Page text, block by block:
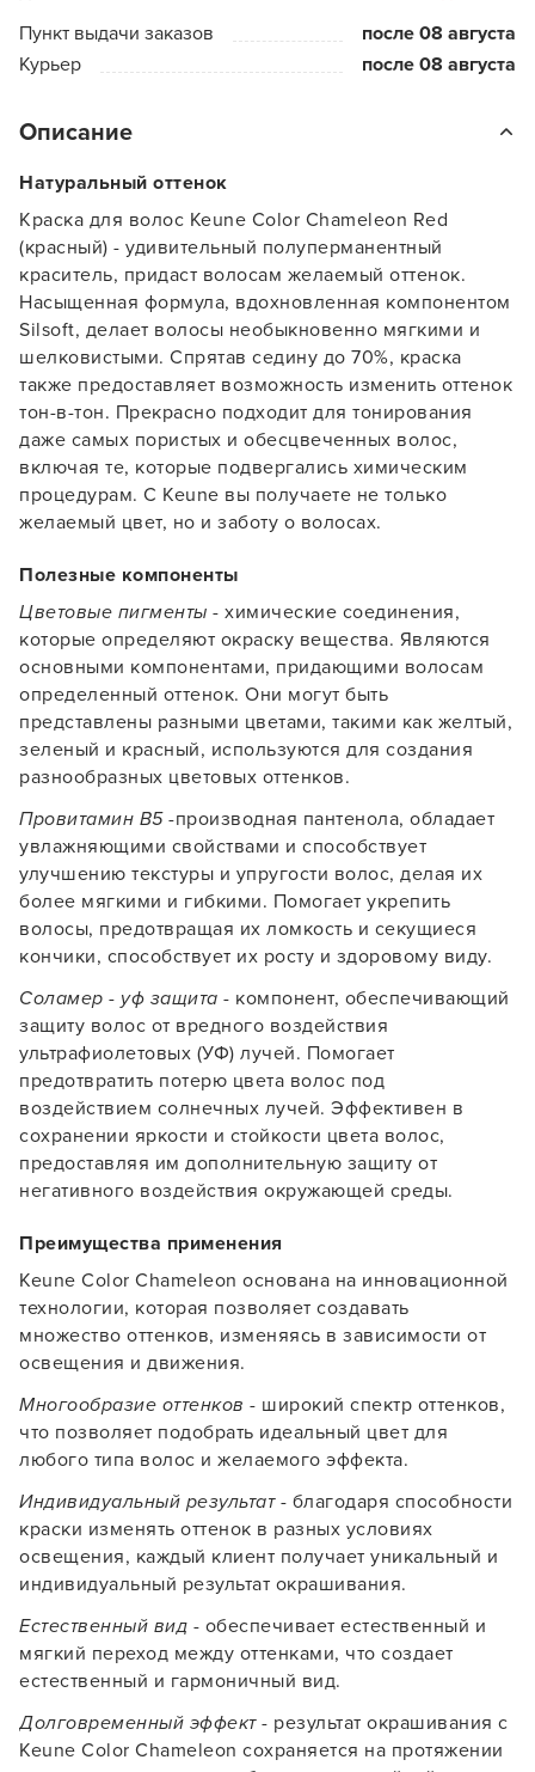
Пункт выдачи заказов
после 08 августа
Курьер
после 08 августа
Описание
Натуральный оттенок
Краска для волос Keune Color Chameleon Red
(красный) - удивительный полуперманентный
краситель, придаст волосам желаемый оттенок.
Насыщенная формула, вдохновленная компонентом
Silsoft, делает волосы необыкновенно мягкими и
шелковистыми. Спрятав седину до 70%, краска
также предоставляет возможность изменить оттенок
тон-в-тон. Прекрасно подходит для тонирования
даже самых пористых и обесцвеченных волос,
включая те, которые подвергались химическим
процедурам. С Keune вы получаете не только
желаемый цвет, но и заботу о волосах.
Полезные компоненты
Цветовые пигменты - химические соединения,
которые определяют окраску вещества. Являются
основными компонентами, придающими волосам
определенный оттенок. Они могут быть
представлены разными цветами, такими как желтый,
зеленый и красный, используются для создания
разнообразных цветовых оттенков.
Провитамин B5-производная пантенола, обладает
увлажняющими свойствами и способствует
улучшению текстуры и упругости волос, делая их
более мягкими и гибкими. Помогает укрепить
волосы, предотвращая их ломкость и секущиеся
кончики, способствует их росту и здоровому виду.
Соламер - уф защита - компонент, обеспечивающий
защиту волос от вредного воздействия
ультрафиолетовых (УФ) лучей. Помогает
предотвратить потерю цвета волос под
воздействием солнечных лучей. Эффективен в
сохранении яркости и стойкости цвета волос,
предоставляя им дополнительную защиту от
негативного воздействия окружающей среды.
Преимущества применения
Keune Color Chameleon основана на инновационной
технологии, которая позволяет создавать
множество оттенков, изменяясь в зависимости от
освещения и движения.
Многообразие оттенков - широкий спектр оттенков,
что позволяет подобрать идеальный цвет для
любого типа волос и желаемого эффекта.
Индивидуальный результат- благодаря способности
краски изменять оттенок в разных условиях
освещения, каждый клиент получает уникальный и
индивидуальный результат окрашивания.
Естественный вид - обеспечивает естественный и
мягкий переход между оттенками, что создает
естественный и гармоничный вид.
Долговременный эффект- результат окрашивания с
Keune Color Chameleon сохраняется на протяжении